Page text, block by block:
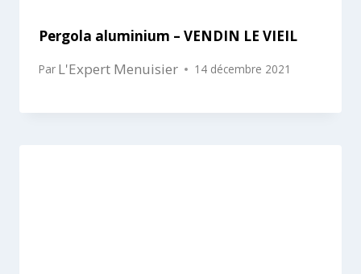
Pergola aluminium – VENDIN LE VIEIL
Par L'Expert Menuisier 14 décembre 2021